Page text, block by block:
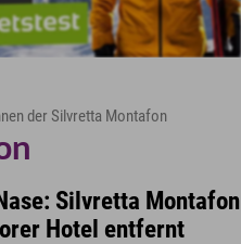
der Silvretta Montafon
Silvretta Montafon
Hotel entfernt